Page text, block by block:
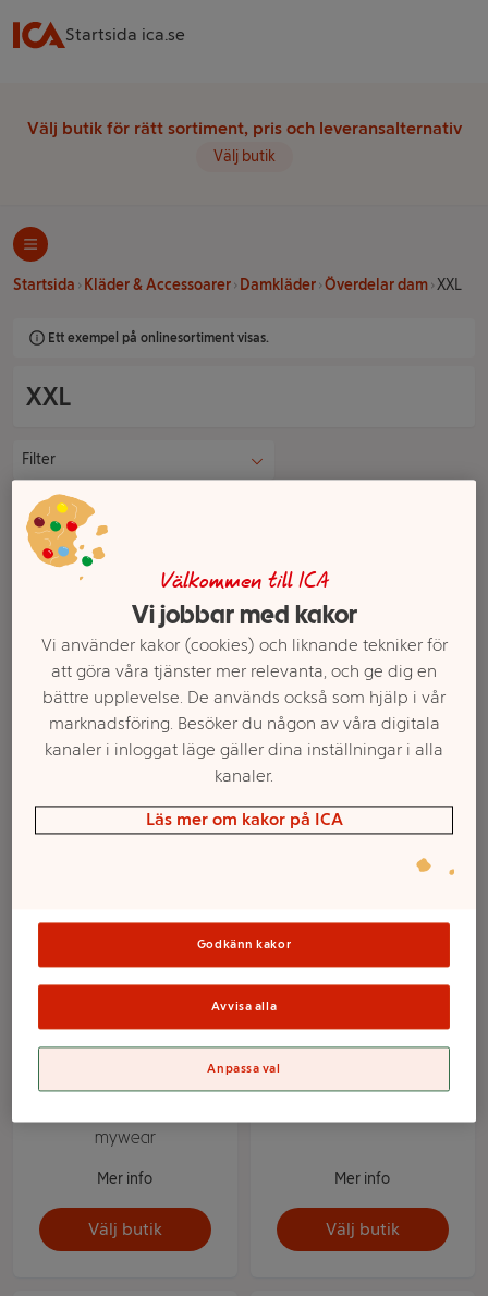
Startsida ica.se
Välj butik för rätt sortiment, pris och leveransalternativ
Välj butik
Startsida Kläder & Accessoarer Damkläder Överdelar dam XXL
Ett exempel på onlinesortiment visas.
XXL
Filter
T-shirt XXL mywear
Välj butik
T-shirt S mywear
Välj butik
mywear
Mer info
Välj butik
Mer info
Välj butik
Välkommen till ICA
Vi jobbar med kakor
Vi använder kakor (cookies) och liknande tekniker för
att göra våra tjänster mer relevanta, och ge dig en
bättre upplevelse. De används också som hjälp i vår
marknadsföring. Besöker du någon av våra digitala
kanaler i inloggat läge gäller dina inställningar i alla
kanaler.
Läs mer om kakor på ICA
Godkänn kakor
Avvisa alla
Anpassa val